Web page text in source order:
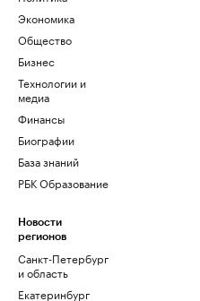
Экономика
Общество
Бизнес
Технологии и
медиа
Финансы
Биографии
База знаний
РБК Образование
Новости
регионов
Санкт-Петербург
и область
Екатеринбург